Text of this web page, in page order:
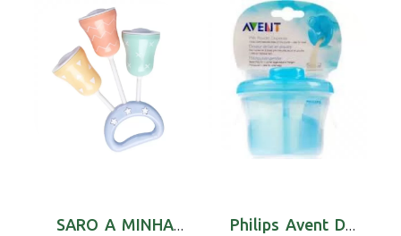
SARO A MINHA PRIMEIRA ROCA Philips Avent Dispensador Leite Po